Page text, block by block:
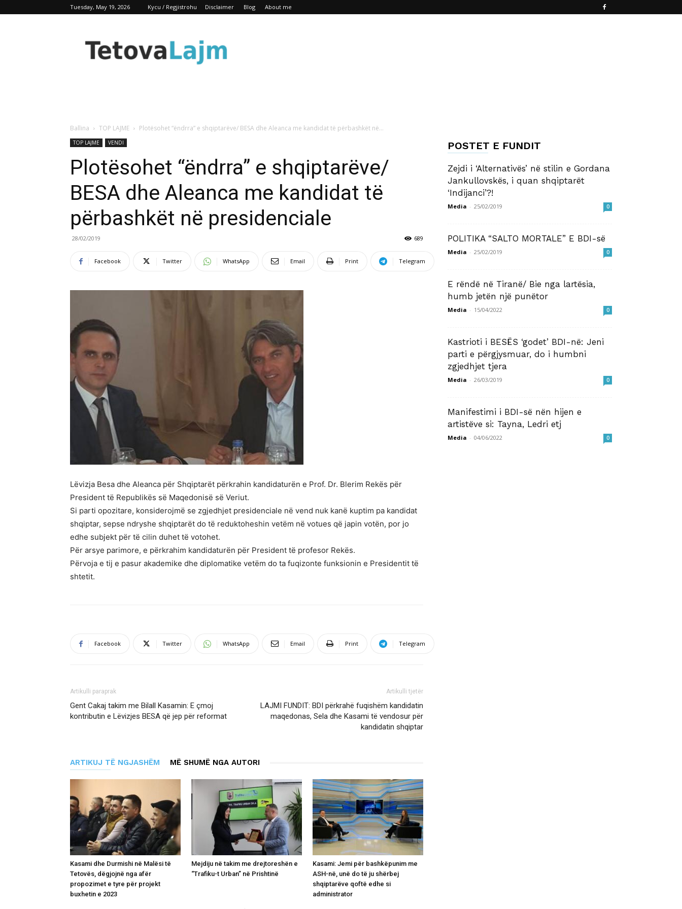
Tuesday, May 19, 2026 Kycu / Regjistrohu Disclaimer Blog About me
Ballina TOP LAJME Plotësohet “ëndrra” e shqiptarëve/ BESA dhe Aleanca me kandidat të përbashkët në...
TOP LAJME VENDI
Plotësohet “ëndrra” e shqiptarëve/
BESA dhe Aleanca me kandidat të
përbashkët në presidenciale
28/02/2019 689
Facebook Twitter WhatsApp Email Print Telegram
Lëvizja Besa dhe Aleanca për Shqiptarët përkrahin kandidaturën e Prof. Dr. Blerim Rekës për
President të Republikës së Maqedonisë së Veriut.
Si parti opozitare, konsiderojmë se zgjedhjet presidenciale në vend nuk kanë kuptim pa kandidat
shqiptar, sepse ndryshe shqiptarët do të reduktoheshin vetëm në votues që japin votën, por jo
edhe subjekt për të cilin duhet të votohet.
Për arsye parimore, e përkrahim kandidaturën për President të profesor Rekës.
Përvoja e tij e pasur akademike dhe diplomatike vetëm do ta fuqizonte funksionin e Presidentit të
shtetit.
Facebook Twitter WhatsApp Email Print Telegram
Artikulli paraprak
Gent Cakaj takim me Bilall Kasamin: E çmoj
kontributin e Lëvizjes BESA që jep për reformat
Artikulli tjetër
LAJMI FUNDIT: BDI përkrahë fuqishëm kandidatin
maqedonas, Sela dhe Kasami të vendosur për
kandidatin shqiptar
ARTIKUJ TË NGJASHËM MË SHUMË NGA AUTORI
Kasami dhe Durmishi në Malësi të
Tetovës, dëgjojnë nga afër
propozimet e tyre për projekt
buxhetin e 2023
Mejdiju në takim me drejtoreshën e
“Trafiku-t Urban” në Prishtinë
Kasami: Jemi për bashkëpunim me
ASH-në, unë do të ju shërbej
shqiptarëve qoftë edhe si
administrator
POSTET E FUNDIT
Zejdi i ‘Alternativës’ në stilin e Gordana
Jankullovskës, i quan shqiptarët
‘Indijanci’?!
Media - 25/02/2019 0
POLITIKA “SALTO MORTALE” E BDI-së
Media - 25/02/2019 0
E rëndë në Tiranë/ Bie nga lartësia,
humb jetën një punëtor
Media - 15/04/2022 0
Kastrioti i BESËS ‘godet’ BDI-në: Jeni
parti e përgjysmuar, do i humbni
zgjedhjet tjera
Media - 26/03/2019 0
Manifestimi i BDI-së nën hijen e
artistëve si: Tayna, Ledri etj
Media - 04/06/2022 0